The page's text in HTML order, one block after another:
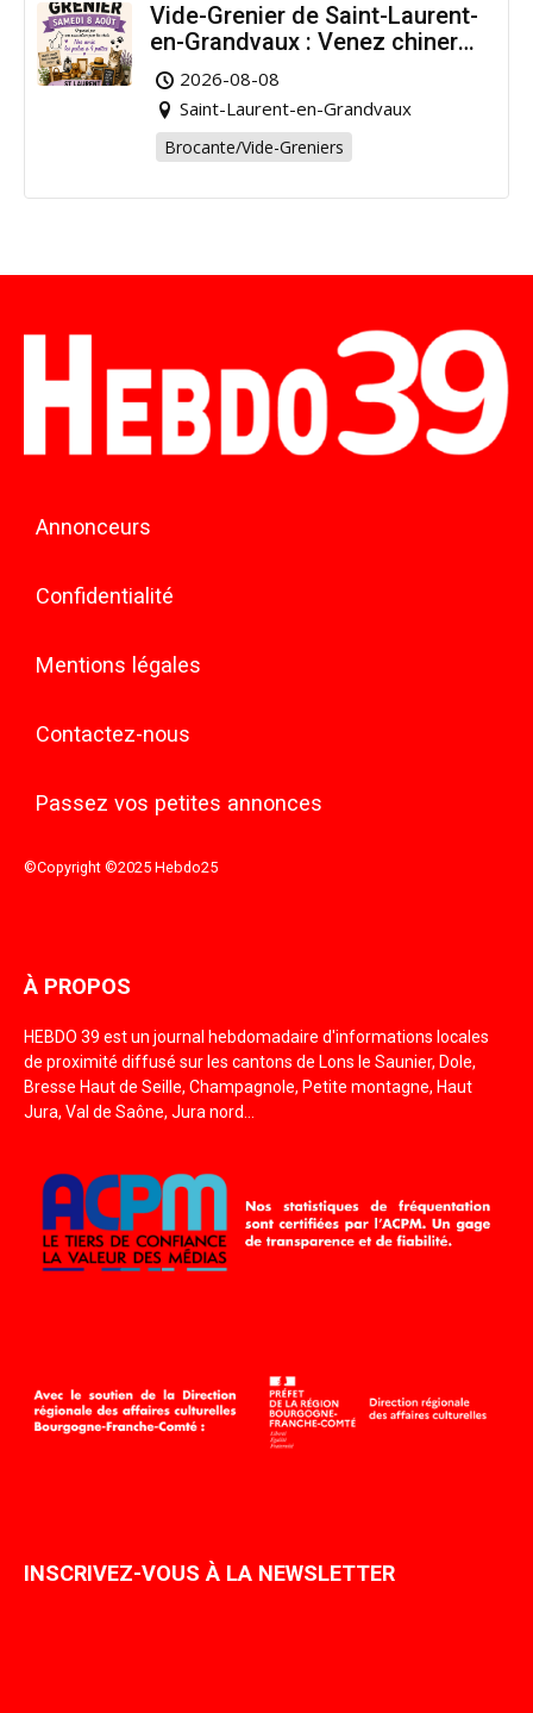
Vide-Grenier de Saint-Laurent-
en-Grandvaux : Venez chiner
pour la bonne cause !
2026-08-08
Saint-Laurent-en-Grandvaux
Brocante/Vide-Greniers